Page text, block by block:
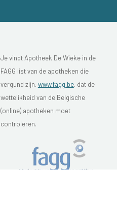
Je vindt Apotheek De Wieke in de
FAGG list van de apotheken die
vergund zijn. www.fagg.be, dat de
wettelikheid van de Belgische
(online) apotheken moet
controleren.